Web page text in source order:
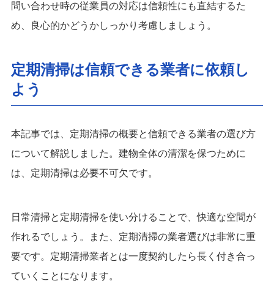
問い合わせ時の従業員の対応は信頼性にも直結するた
め、良心的かどうかしっかり考慮しましょう。
定期清掃は信頼できる業者に依頼し
よう
本記事では、定期清掃の概要と信頼できる業者の選び方
について解説しました。建物全体の清潔を保つために
は、定期清掃は必要不可欠です。
日常清掃と定期清掃を使い分けることで、快適な空間が
作れるでしょう。また、定期清掃の業者選びは非常に重
要です。定期清掃業者とは一度契約したら長く付き合っ
ていくことになります。